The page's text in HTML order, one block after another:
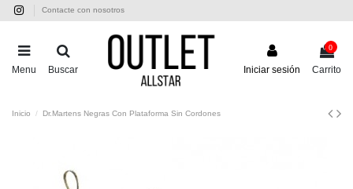
Contacte con nosotros
Menu Buscar Iniciar sesión
0
Carrito
Inicio Dr.Martens Negras Con Plataforma Sin Cordones